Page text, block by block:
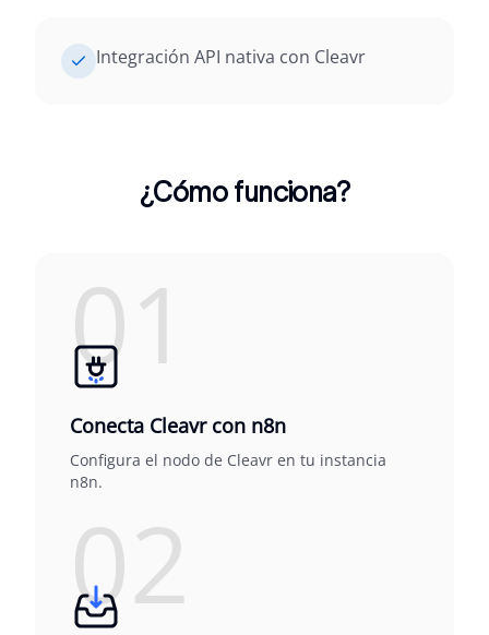
Integración API nativa con Cleavr
¿Cómo funciona?
01
Conecta Cleavr con n8n
Configura el nodo de Cleavr en tu instancia
n8n.
02